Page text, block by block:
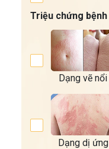
Triệu chứng bệnh
Dạng vẽ nổi
Dạng dị ứng